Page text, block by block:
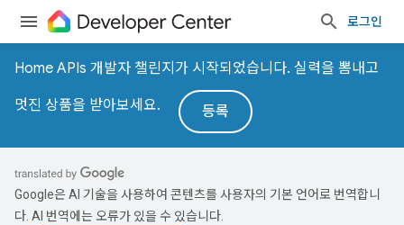
로그인
Home APIs 개발자 챌린지가 시작되었습니다. 실력을 뽐내고
멋진 상품을 받아보세요. 등록
Google은 AI 기술을 사용하여 콘텐츠를 사용자의 기본 언어로 번역합니
다. AI 번역에는 오류가 있을 수 있습니다.